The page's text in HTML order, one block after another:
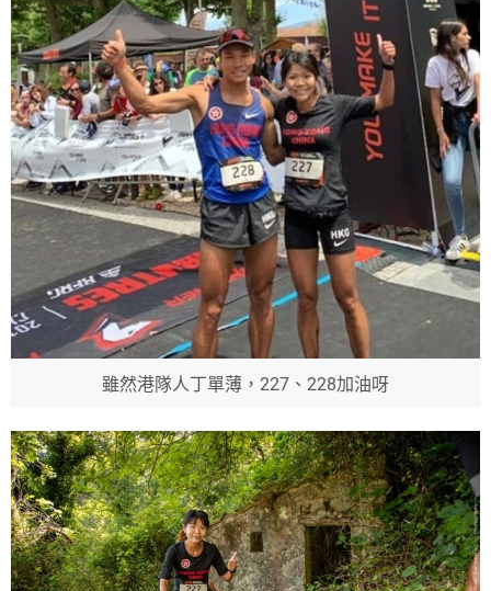
雖然港隊人丁單薄，227、228加油呀